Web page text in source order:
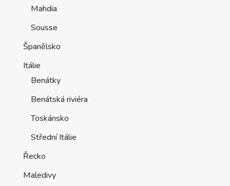
Mahdia
Sousse
Španělsko
Itálie
Benátky
Benátská riviéra
Toskánsko
Střední Itálie
Řecko
Maledivy